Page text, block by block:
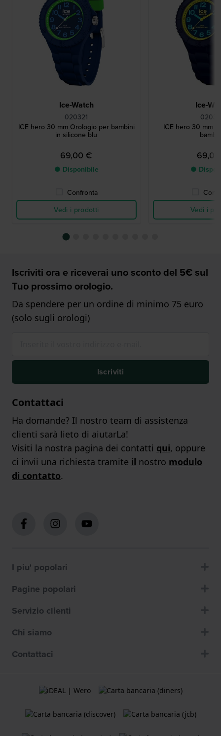
Ice-Watch
020321
ICE hero 30 mm Orologio per bambini
in silicone blu
69,00 €
● Disponibile
Confronta
Vedi i prodotti
Ice-
ICE hero 30 mm
●
Vedi i
Iscriviti ora e riceverai uno sconto del 5€ sul
Tuo prossimo orologio.
Da spendere per un ordine di minimo 75 euro
(solo sugli orologi)
Iscriviti
Contattaci
Ha domande? Il nostro team di assistenza
clienti sarà lieto di aiutarLa!
Visiti la nostra pagina dei contatti qui, oppure
ci invii una richiesta tramite il nostro modulo
di contatto.
I piu' popolari
Pagine popolari
Servizio clienti
Chi siamo
Contattaci